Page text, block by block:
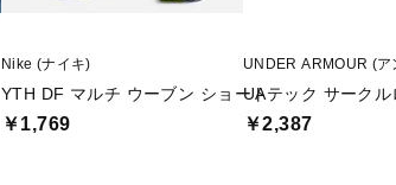
Nike (ナイキ)
YTH DF マルチ ウーブン ショート
￥1,769
UNDER ARMOUR (ア
UAテック サークル
￥2,387